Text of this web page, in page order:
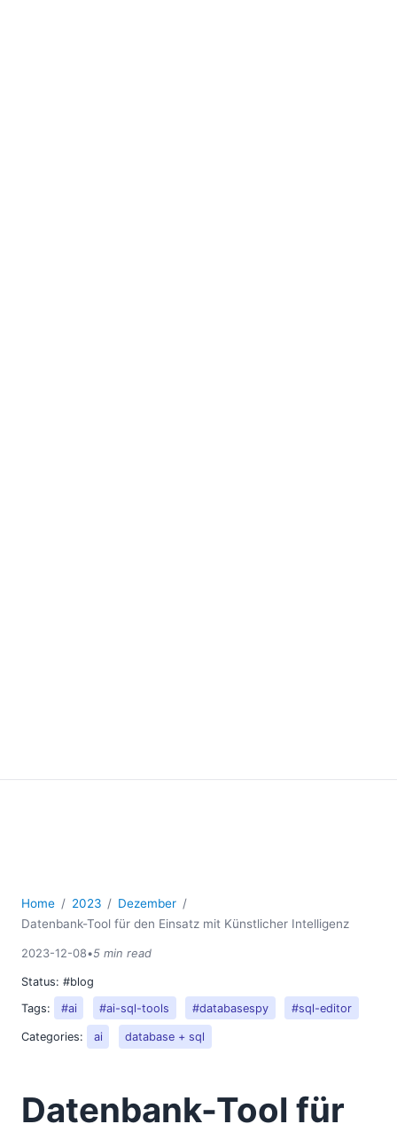
Home 2023
Dezember
Datenbank-Tool für den Einsatz mit Künstlicher Intelligenz
2023-12-08•5 min read
Status: #blog
Tags:
#ai #ai-sql-tools #databasespy #sql-editor
Categories: ai database + sql
Datenbank-Tool für